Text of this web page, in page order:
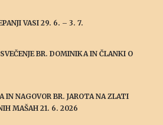
VASI 29. 6. – 3. 7.
BR. DOMINIKA IN ČLANKI O
IN NAGOVOR BR. JAROTA NA ZLATI
MAŠAH 21. 6. 2026